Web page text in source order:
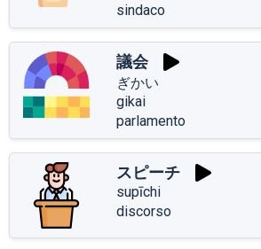
sindaco
議会
ぎかい
gikai
parlamento
スピーチ
supīchi
discorso